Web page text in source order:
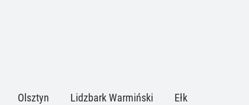
Olsztyn Lidzbark Warmiński Ełk